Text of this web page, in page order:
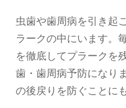
虫歯や歯周病を引き起
ラークの中にいます。
を徹底してプラークを
歯・歯周病予防になり
の後戻りを防ぐことに